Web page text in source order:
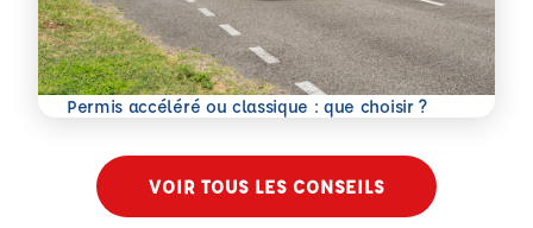
Permis accéléré ou classique : que choisir ?
En savoir plus
VOIR TOUS LES CONSEILS